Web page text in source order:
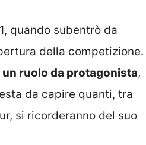
quando subentrò da
della competizione.
ruolo da protagonista,
da capire quanti, tra
si ricorderanno del suo